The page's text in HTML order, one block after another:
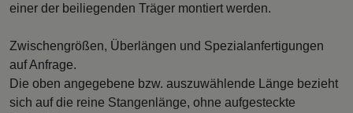
einer der beiliegenden Träger montiert werden.
Zwischengrößen, Überlängen und Spezialanfertigungen
auf Anfrage.
Die oben angegebene bzw. auszuwählende Länge bezieht
sich auf die reine Stangenlänge, ohne aufgesteckte